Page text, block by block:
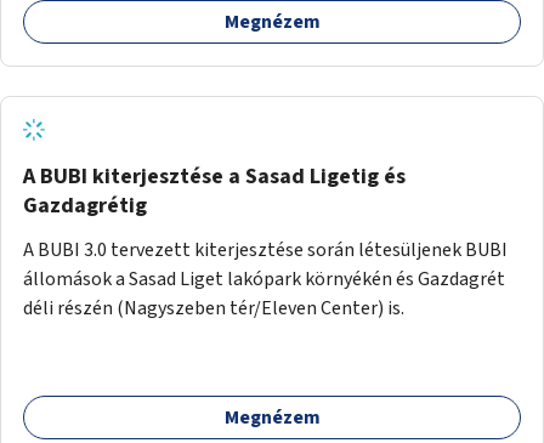
barátságosabbá és zöldebbé lehetne tenni a megállókat.
Megnézem
A BUBI kiterjesztése a Sasad Ligetig és
Gazdagrétig
A BUBI 3.0 tervezett kiterjesztése során létesüljenek BUBI
állomások a Sasad Liget lakópark környékén és Gazdagrét
déli részén (Nagyszeben tér/Eleven Center) is.
Megnézem